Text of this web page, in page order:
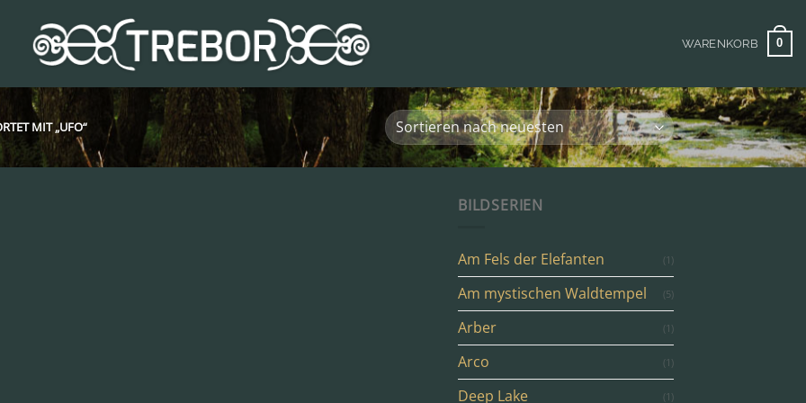
WARENKORB 0
MIT „UFO“
BILDSERIEN
Am Fels der Elefanten (1)
Am mystischen Waldtempel (5)
Arber (1)
Arco (1)
Deep Lake (1)